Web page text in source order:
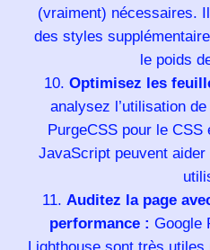
(vraiment) nécessaires.
des styles
le poids
Optimisez les
analysez l’utilisation
PurgeCSS pour le CSS
JavaScript peuvent
Auditez la page
performance : Google